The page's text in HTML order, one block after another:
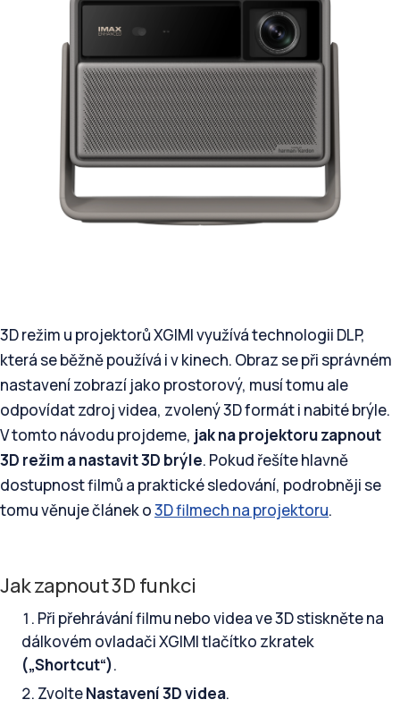
3D režim u projektorů XGIMI využívá technologii DLP,
která se běžně používá i v kinech. Obraz se při správném
nastavení zobrazí jako prostorový, musí tomu ale
odpovídat zdroj videa, zvolený 3D formát i nabité brýle.
V tomto návodu projdeme, jak na projektoru zapnout
3D režim a nastavit 3D brýle. Pokud řešíte hlavně
dostupnost filmů a praktické sledování, podrobněji se
tomu věnuje článek o3D filmech na projektoru.
Jak zapnout 3D funkci
Při přehrávání filmu nebo videa ve 3D stiskněte na
dálkovém ovladači XGIMI tlačítko zkratek
(„Shortcut“).
ZvolteNastavení 3D videa.